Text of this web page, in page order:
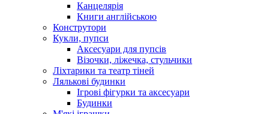
Канцелярія
Книги англійською
Конструтори
Кукли, пупси
Аксесуари для пупсів
Візочки, ліжечка, стульчики
Ліхтарики та театр тіней
Лялькові будинки
Ігрові фігурки та аксесуари
Будинки